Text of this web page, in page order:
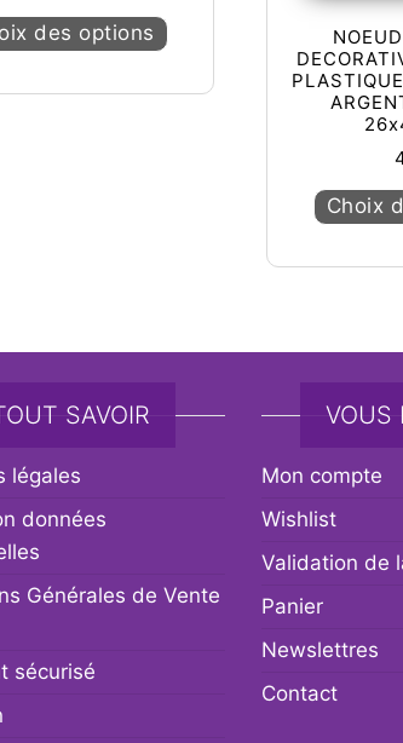
des options Ce produit a plusieurs
Choix
SAVOIR
légales
données
Générales de Vente
sécurisé
VOUS
Mon compte
Wishlist
Validation de
Panier
Newslettres
Contact